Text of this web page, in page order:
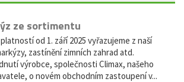
ze sortimentu
od 1. září 2025 vyřazujeme z naší
zastínění zimních zahrad atd.
výrobce, společnosti Climax, našeho
o novém obchodním zastoupení v...